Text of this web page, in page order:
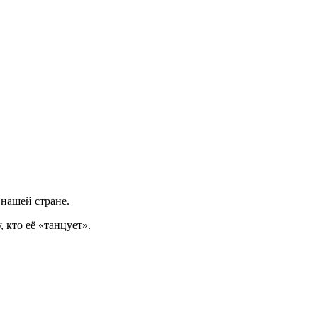
стране.
её «танцует».